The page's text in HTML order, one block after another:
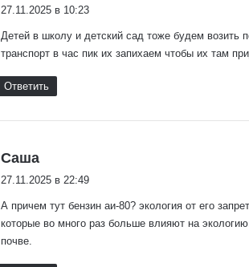
27.11.2025 в 10:23
Детей в школу и детский сад тоже будем
транспорт в час пик их запихаем чтобы их там
Ответить
Саша
27.11.2025 в 22:49
А причем тут бензин аи-80? экология от его
которые во много раз больше влияют на
почве.